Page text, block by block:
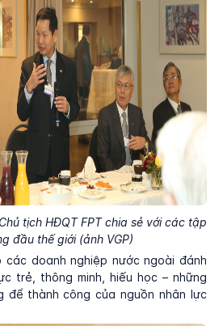
tịch HĐQT FPT chia sẻ với các tập
đầu thế giới (ảnh VGP)
các doanh nghiệp nước ngoài đánh
trẻ, thông minh, hiếu học – những
để thành công của nguồn nhân lực